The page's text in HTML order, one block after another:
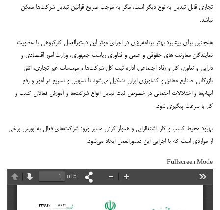
تجاری قابل تبدیل به توع دیگر است، مگر به موجب صریح قوانین تبدیل شرکت‌ها ممکن
نباشد.
همچنین برای پیشبرد بهتر برنامه‌ریزی در اجرای موثر این دستورالعمل کارگروهی با عضویت
نمایندگان معاونت های حقوقی و علمی و فناوری ریاست جمهوری، وزارت امور اقتصادی و
دارایی و تعاون، کار و رفاه اجتماعی، اداره ثبت کل شرکت‌ها و موسسات غیر تجاری، اتاق
بازرگانی، صنایع معادن و کشاورزی ایران تشکیل می‌شود تا تسهیل و تسریع در امور و رفع
ابهام‌ها و اختلالات احتمالی در خصوص ثبت تبدیل انواع شرکت‌ها و آموزش فعالان کسب و
کار با سرعت پیگیری شود.
بهبود محیط کسب و کار، اشتغالزایی و هموار کردن مسیر ورود شرکت‌های فعال به بورس برخی
از مواردی است که با اجرایی این دستورالعمل ایجاد می‌شود.
Fullscreen Mode